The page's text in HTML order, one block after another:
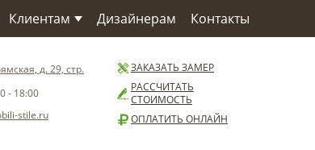
Клиентам
Способы оплаты
Установка
Дизайнерам Контакты
д. 29, стр.
- 18:00
stile.ru
ЗАКАЗАТЬ ЗАМЕР
РАССЧИТАТЬ
СТОИМОСТЬ
ОПЛАТИТЬ ОНЛАЙН